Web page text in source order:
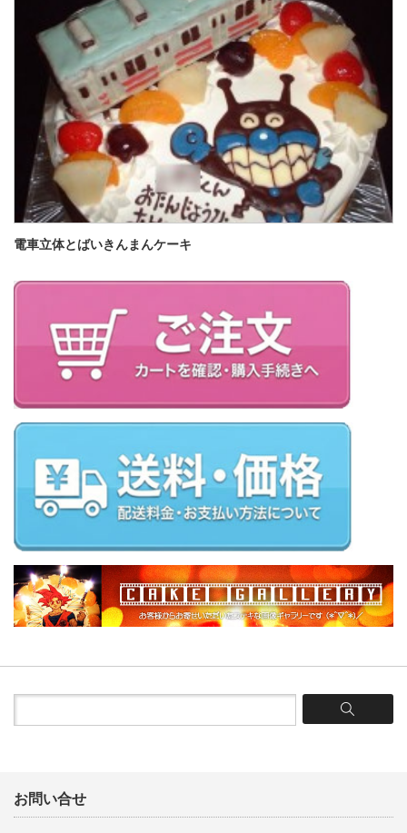
電車立体とばいきんまんケーキ
お問い合せ